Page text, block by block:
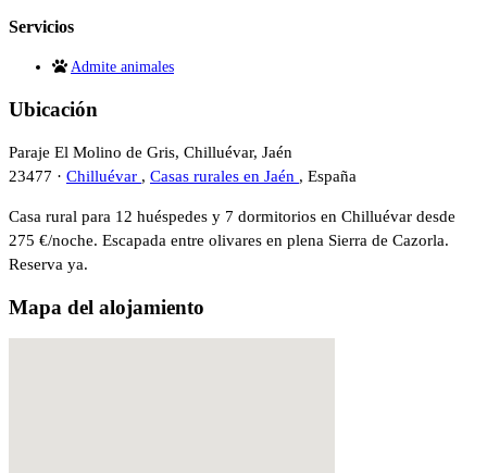
Servicios
Admite animales
Ubicación
Paraje El Molino de Gris, Chilluévar, Jaén
23477 · Chilluévar , Casas rurales en Jaén , España
Casa rural para 12 huéspedes y 7 dormitorios en Chilluévar desde
275 €/noche. Escapada entre olivares en plena Sierra de Cazorla.
Reserva ya.
Mapa del alojamiento